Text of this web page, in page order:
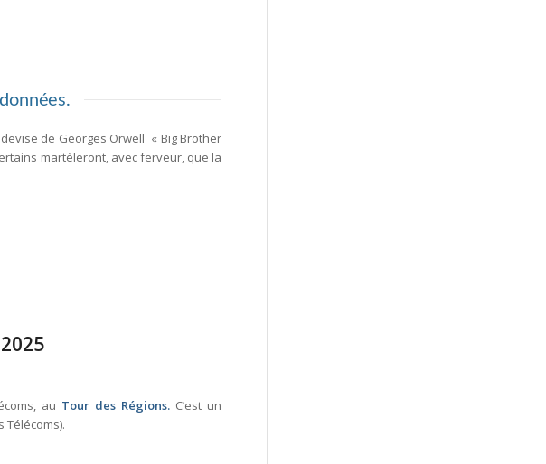
de Georges Orwell « Big Brother
martèleront, avec ferveur, que la
au Tour des Régions. C’est un
Télécoms).